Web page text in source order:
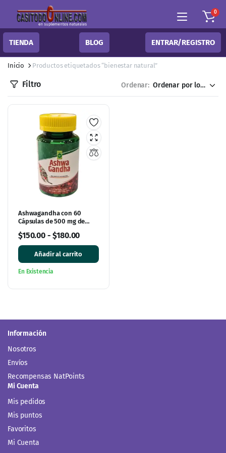
0
TIENDA BLOG ENTRAR/REGISTRO
Inicio Productos etiquetados “bienestar natural”
Filtro Ordenar:
Ashwagandha con 60
Cápsulas de 500 mg de
$150.00-$180.00
Añadir al carrito
En Existencia
Información
Nosotros
Envíos
Recompensas NatPoints
Mi Cuenta
Mis pedidos
Mis puntos
Favoritos
Mi Cuenta